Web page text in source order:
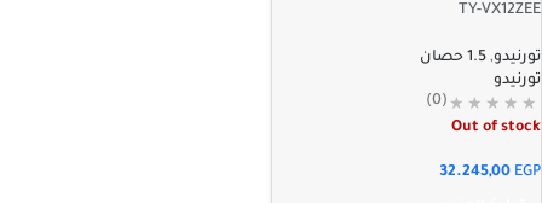
TY-VX12ZEE
تورنيدو, 1.5 حصان
تورنيدو
(0)
Out of stock
32.245,00 EGP